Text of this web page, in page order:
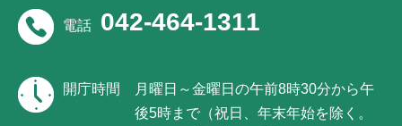
電話 042-464-1311
開庁時間
月曜日～金曜日の午前8時30分から午
後5時まで（祝日、年末年始を除く。